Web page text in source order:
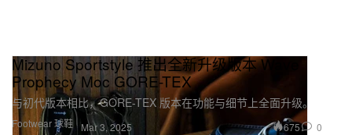
Footwear 球鞋
Mizuno Sportstyle 推出全新升级版本 Wave
Prophecy Moc GORE-TEX
与初代版本相比，GORE-TEX 版本在功能与细节上全面升级。
Mar 3, 2025 675 0